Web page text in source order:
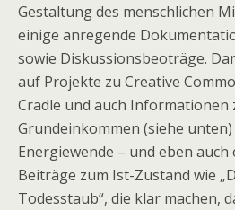
Gestaltung des menschlichen
einige anregende
sowie Diskussionsbeoträge.
auf Projekte zu Creative
Cradle und auch Informationen
Grundeinkommen (siehe
Energiewende – und eben
Beiträge zum Ist-Zustand wie
Todesstaub“, die klar machen,